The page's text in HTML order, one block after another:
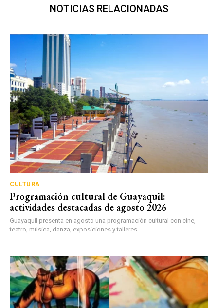
NOTICIAS RELACIONADAS
CULTURA
Programación cultural de Guayaquil:
actividades destacadas de agosto 2026
Guayaquil presenta en agosto una programación cultural con cine,
teatro, música, danza, exposiciones y talleres.